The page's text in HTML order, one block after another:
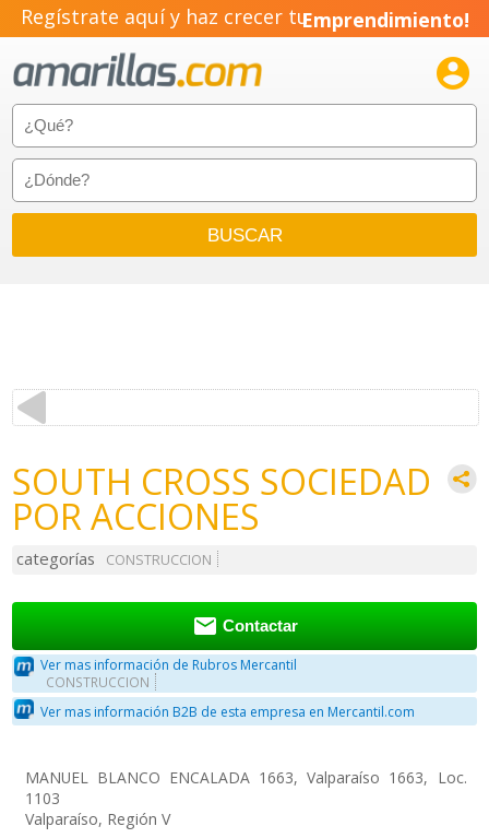
Regístrate aquí y haz crecer tuEmprendimiento!

SOUTH CROSS SOCIEDAD
POR ACCIONES
categorías CONSTRUCCION
 Contactar
Ver mas información de Rubros Mercantil
CONSTRUCCION
Ver mas información B2B de esta empresa en Mercantil.com
MANUEL BLANCO ENCALADA 1663, Valparaíso 1663, Loc.
1103
Valparaíso, Región V